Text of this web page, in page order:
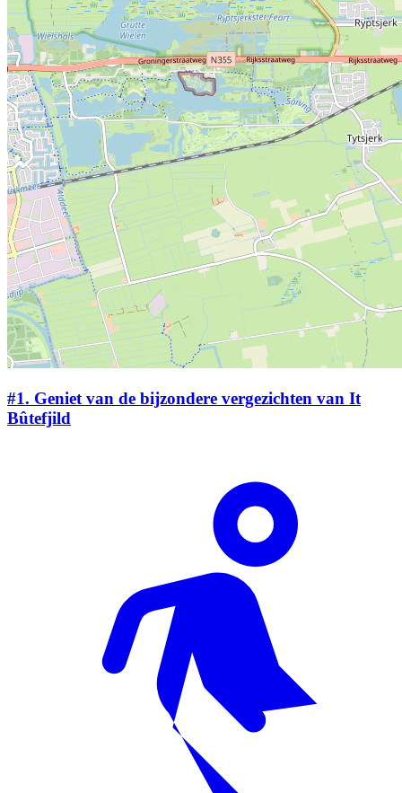
#1. Geniet van de bijzondere vergezichten van It
Bûtefjild